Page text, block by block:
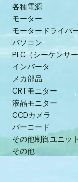
各種電源
モーター
モータードライバ
パソコン
PLC（シーケンサ
インバータ
メカ部品
CRTモニター
液晶モニター
CCDカメラ
バーコード
その他制御ユニット
その他